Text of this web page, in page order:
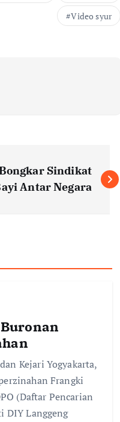
Video syur
Sindikat
Antar Negara
Kejari Yogyakarta,
Frangki
(Daftar Pencarian
DIY Langgeng